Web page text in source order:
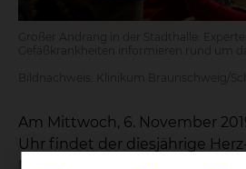
Am Mittwoch, 6. November
Uhr findet der diesjährige